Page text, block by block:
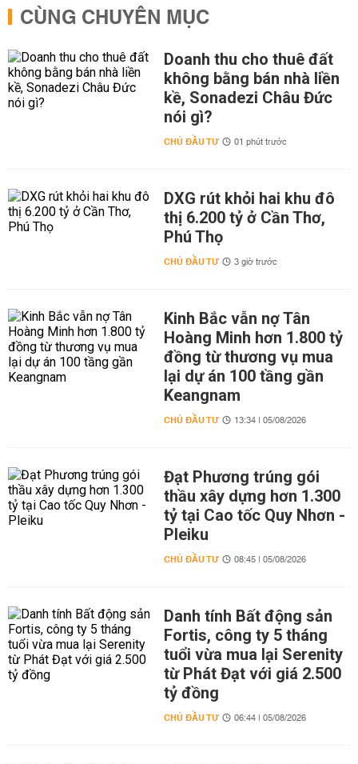
CÙNG CHUYÊN MỤC
Doanh thu cho thuê đất
không bằng bán nhà liền
kề, Sonadezi Châu Đức
nói gì?
CHỦ ĐẦU TƯ 01 phút trước
DXG rút khỏi hai khu đô
thị 6.200 tỷ ở Cần Thơ,
Phú Thọ
CHỦ ĐẦU TƯ 3 giờ trước
Kinh Bắc vẫn nợ Tân
Hoàng Minh hơn 1.800 tỷ
đồng từ thương vụ mua
lại dự án 100 tầng gần
Keangnam
CHỦ ĐẦU TƯ 13:34 | 05/08/2026
Đạt Phương trúng gói
thầu xây dựng hơn 1.300
tỷ tại Cao tốc Quy Nhơn -
Pleiku
CHỦ ĐẦU TƯ 08:45 | 05/08/2026
Danh tính Bất động sản
Fortis, công ty 5 tháng
tuổi vừa mua lại Serenity
từ Phát Đạt với giá 2.500
tỷ đồng
CHỦ ĐẦU TƯ 06:44 | 05/08/2026